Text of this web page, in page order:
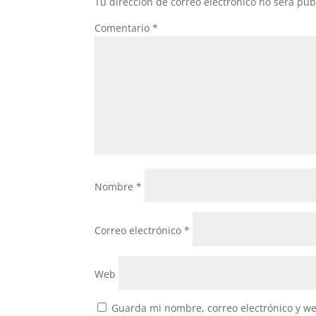
Comentario*
Nombre*
Correo electrónico*
Web
Guarda mi nombre, correo electrónico y